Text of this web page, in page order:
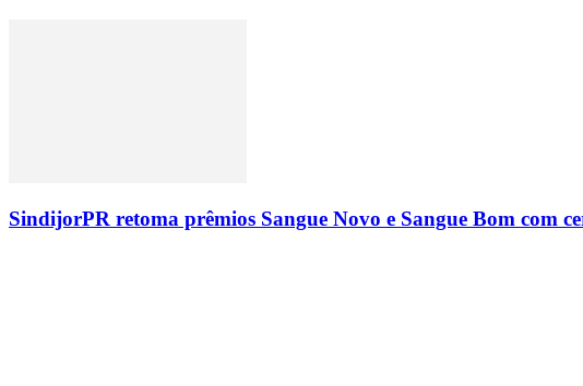
SindijorPR retoma prêmios Sangue Novo e Sangue Bom com